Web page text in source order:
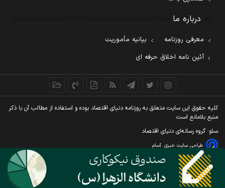
درباره ما
معرفی روزنامه
بیانیه مأموریت
آئین نامه اخلاق حرفه ای
کليه حقوق اين سايت متعلق به روزنامه دنيای اقتصاد بوده و استفاده از مطالب آن با ذکر
منبع بلامانع است
سئو: گروه رسانه‌ای دنیای اقتصاد
طراحی سایت خبری آسام